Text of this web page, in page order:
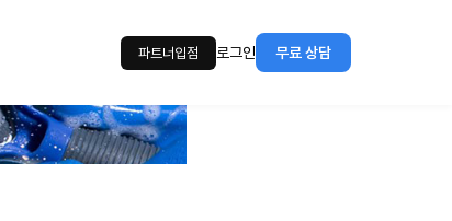
파트너입점 로그인 무료 상담